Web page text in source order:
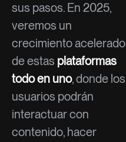
sus pasos. En 2025,
veremos un
crecimiento acelerado
de estas plataformas
todo en uno, donde los
usuarios podrán
interactuar con
contenido, hacer